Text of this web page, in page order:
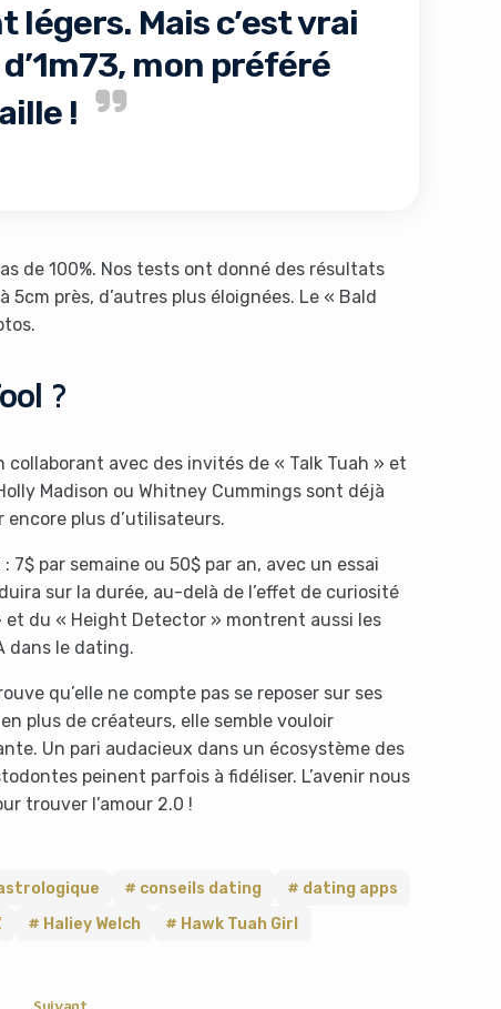
légers. Mais c’est vrai
mon préféré
!
de 100%. Nos tests ont donné des résultats
près, d’autres plus éloignées. Le « Bald
?
collaborant avec des invités de « Talk Tuah » et
Madison ou Whitney Cummings sont déjà
plus d’utilisateurs.
7$ par semaine ou 50$ par an, avec un essai
sur la durée, au-delà de l’effet de curiosité
du « Height Detector » montrent aussi les
dans le dating.
qu’elle ne compte pas se reposer sur ses
plus de créateurs, elle semble vouloir
Un pari audacieux dans un écosystème des
peinent parfois à fidéliser. L’avenir nous
trouver l’amour 2.0 !
conseils dating
dating apps
Haliey Welch Hawk Tuah Girl
Suivant